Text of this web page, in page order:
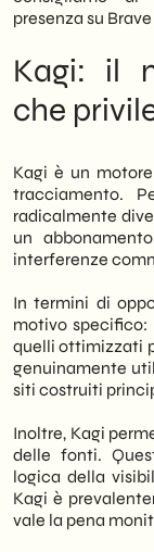
presenza su
Kagi: il
che
Kagi è un
tracciamento.
radicalmente
un
interferenze
In termini di
motivo
quelli ottimizzati
genuinamente
siti costruiti
Inoltre, Kagi
delle fonti.
logica della
Kagi è
vale la pena